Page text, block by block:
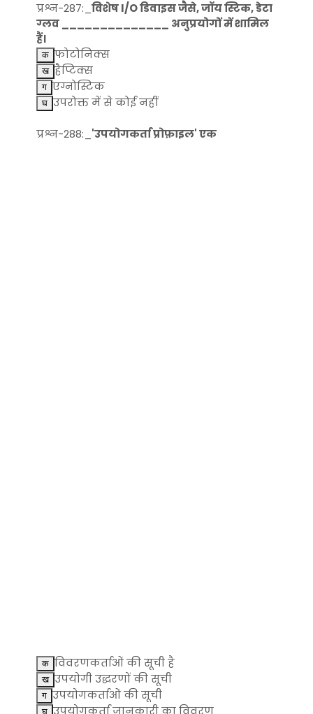
प्रश्न-287:_ विशेष I/O डिवाइस जैसे, जॉय स्टिक, डेटा
ग्लव ______________ अनुप्रयोगों में शामिल
हैं।
फोटोनिक्स
हैप्टिक्स
एग्नोस्टिक
उपरोक्त में से कोई नहीं
प्रश्न-288:_ 'उपयोगकर्ता प्रोफ़ाइल' एक
विवरणकर्ताओं की सूची है
उपयोगी उद्धरणों की सूची
उपयोगकर्ताओं की सूची
उपयोगकर्ता जानकारी का विवरण